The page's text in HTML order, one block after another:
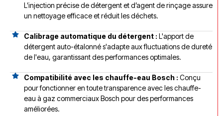
L’injection précise de détergent et d’agent de rinçage assure
un nettoyage efficace et réduit les déchets.
Calibrage automatique du détergent : L'apport de
détergent auto-étalonné s'adapte aux fluctuations de dureté
de l'eau, garantissant des performances optimales.
Compatibilité avec les chauffe-eau Bosch : Conçu
pour fonctionner en toute transparence avec les chauffe-
eau à gaz commerciaux Bosch pour des performances
améliorées.